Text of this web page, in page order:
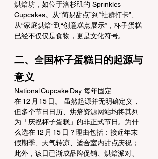
烘焙坊，如位于洛杉矶的 Sprinkles
Cupcakes。从“简易甜点”到“社群打卡”、
从“家庭烘焙”到“创意糕点展示”，杯子蛋糕
已经不仅仅是食物，更是文化符号。
二、全国杯子蛋糕日的起源与
意义
National Cupcake Day 每年固定
在 12 月 15 日。 虽然起源并无明确定义，
但多个节日日历、烘焙资源网站均将其列
为「庆祝杯子蛋糕」的非正式节日。为什
么选在 12 月 15 日？理由包括：接近年末
假期季、天气转凉、适合室内甜点庆祝；
此外，该日已渐成品牌促销、烘焙派对、